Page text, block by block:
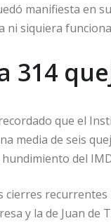
manifiesta en
ni siquiera
314
que el
media de seis
del
cierres
y la de Juan